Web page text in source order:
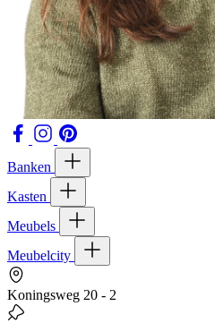
Banken
Kasten
Meubels
Meubelcity
Koningsweg 20 - 2